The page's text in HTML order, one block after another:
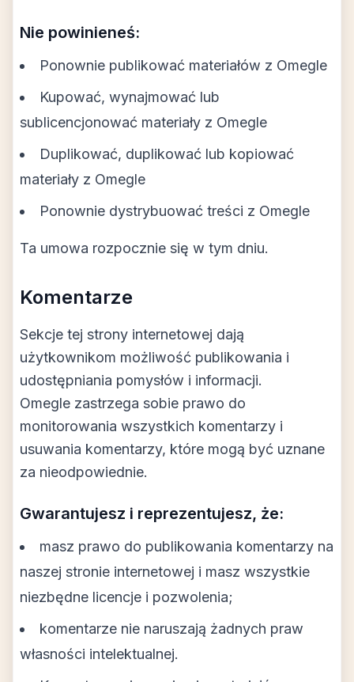
Nie powinieneś:
Ponownie publikować materiałów z Omegle
Kupować, wynajmować lub
sublicencjonować materiały z Omegle
Duplikować, duplikować lub kopiować
materiały z Omegle
Ponownie dystrybuować treści z Omegle
Ta umowa rozpocznie się w tym dniu.
Komentarze
Sekcje tej strony internetowej dają
użytkownikom możliwość publikowania i
udostępniania pomysłów i informacji.
Omegle zastrzega sobie prawo do
monitorowania wszystkich komentarzy i
usuwania komentarzy, które mogą być uznane
za nieodpowiednie.
Gwarantujesz i reprezentujesz, że:
masz prawo do publikowania komentarzy na
naszej stronie internetowej i masz wszystkie
niezbędne licencje i pozwolenia;
komentarze nie naruszają żadnych praw
własności intelektualnej.